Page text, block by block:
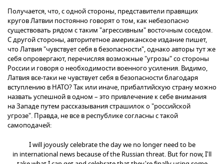
Получается, что, с одной стороны, представители правящих
кругов Латвии постоянно говорят о том, как небезопасно
существовать рядом с таким "агрессивным" восточным соседом.
С другой стороны, авторитетное американское издание пишет,
что Латвия "чувствует себя в безопасности", однако авторы тут же
себя опровергают, перечисляя возможные "угрозы" со стороны
России и говоря о необходимости военного усиления. Видимо,
Латвия все-таки не чувствует себя в безопасности благодаря
вступлению в НАТО? Так или иначе, прибалтийскую страну можно
назвать успешной в одном – это привлечение к себе внимания
на Западе путем рассказывания страшилок о "российской
угрозе". Правда, не все в республике согласны с такой
самоподачей:
I will joyously celebrate the day we no longer need to be
in international news because of the Russian threat. But for now, I'll